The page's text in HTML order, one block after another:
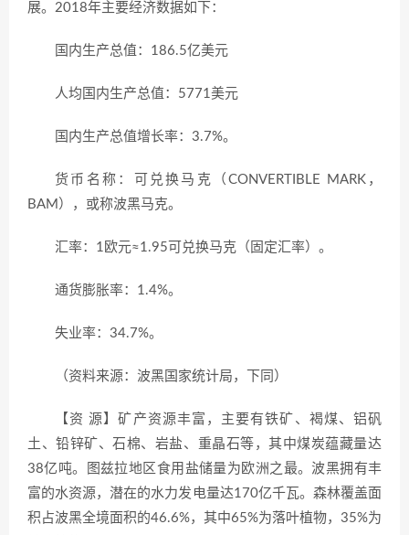
展。2018年主要经济数据如下：
国内生产总值：186.5亿美元
人均国内生产总值：5771美元
国内生产总值增长率：3.7%。
货币名称：可兑换马克（CONVERTIBLE MARK，
BAM），或称波黑马克。
汇率：1欧元≈1.95可兑换马克（固定汇率）。
通货膨胀率：1.4%。
失业率：34.7%。
（资料来源：波黑国家统计局，下同）
【资 源】矿产资源丰富，主要有铁矿、褐煤、铝矾
土、铅锌矿、石棉、岩盐、重晶石等，其中煤炭蕴藏量达
38亿吨。图兹拉地区食用盐储量为欧洲之最。波黑拥有丰
富的水资源，潜在的水力发电量达170亿千瓦。森林覆盖面
积占波黑全境面积的46.6%，其中65%为落叶植物，35%为